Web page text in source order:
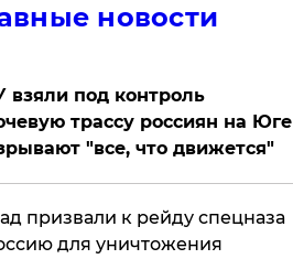
новости
взяли под контроль
трассу россиян на Юге
"все, что движется"
призвали к рейду спецназа
для уничтожения